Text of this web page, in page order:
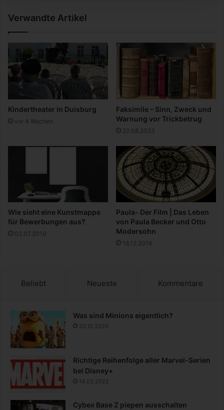
o
f
n
e
a
Verwandte Artikel
Kindertheater in Duisburg
vor 4 Wochen
Faksimile – Sinn, Zweck und
Warnung vor Trickbetrug
22.08.2023
Wie sieht eine Kunstmappe
für Bewerbungen aus?
02.07.2019
Paula- Der Film | Das Leben
von Paula Becker und Otto
Modersohn
16.12.2016
Beliebt Neueste Kommentare
Was sind Minions eigentlich?
20.10.2020
Richtige Reihenfolge aller Marvel-Serien
bei Disney+
14.03.2022
Cybex Base Z piepen ausschalten